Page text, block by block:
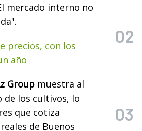
mercado interno no
precios, con los
año
Group muestra al
los cultivos, lo
que cotiza
de Buenos